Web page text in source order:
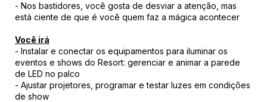
- Nos bastidores, você gosta de desviar a atenção, mas
está ciente de que é você quem faz a mágica acontecer
Você irá
- Instalar e conectar os equipamentos para iluminar os
eventos e shows do Resort: gerenciar e animar a parede
de LED no palco
- Ajustar projetores, programar e testar luzes em condições
de show